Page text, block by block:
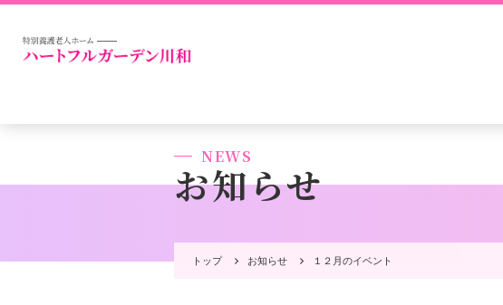
NEWS
お知らせ
トップ お知らせ １２月のイベント